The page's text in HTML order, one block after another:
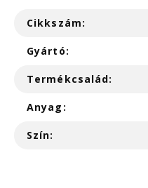
Cikkszám:
Gyártó:
Termékcsalád:
Anyag:
Szín: